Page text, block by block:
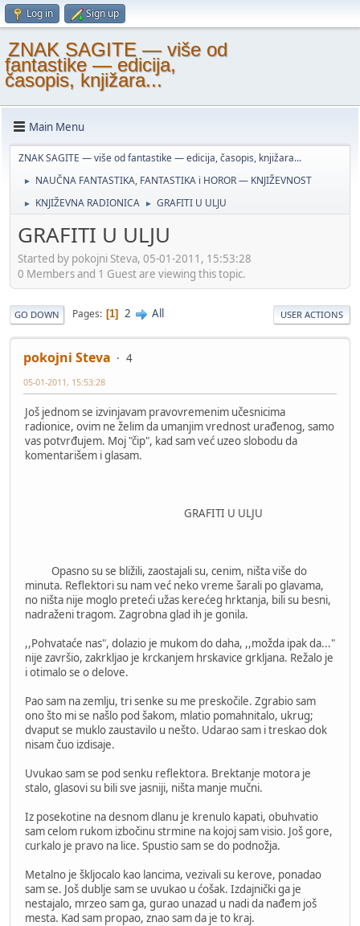
Log in Sign up
ZNAK SAGITE — više od
fantastike — edicija,
časopis, knjižara...
Main Menu
ZNAK SAGITE — više od fantastike — edicija, časopis, knjižara...
► NAUČNA FANTASTIKA, FANTASTIKA i HOROR — KNJIŽEVNOST
► KNJIŽEVNA RADIONICA ► GRAFITI U ULJU
GRAFITI U ULJU
Started by pokojni Steva, 05-01-2011, 15:53:28
0 Members and 1 Guest are viewing this topic.
GO DOWN Pages 1 2 All USER ACTIONS
pokojni Steva 4
05-01-2011, 15:53:28
Još jednom se izvinjavam pravovremenim učesnicima
radionice, ovim ne želim da umanjim vrednost urađenog, samo
vas potvrđujem. Moj "čip", kad sam već uzeo slobodu da
komentarišem i glasam.
GRAFITI U ULJU
Opasno su se bližili, zaostajali su, cenim, ništa više do
minuta. Reflektori su nam već neko vreme šarali po glavama,
no ništa nije moglo preteći užas kerećeg hrktanja, bili su besni,
nadraženi tragom. Zagrobna glad ih je gonila.
,,Pohvataće nas", dolazio je mukom do daha, ,,možda ipak da..."
nije završio, zakrkljao je krckanjem hrskavice grkljana. Režalo je
i otimalo se o delove.
Pao sam na zemlju, tri senke su me preskočile. Zgrabio sam
ono što mi se našlo pod šakom, mlatio pomahnitalo, ukrug;
dvaput se muklo zaustavilo u nešto. Udarao sam i treskao dok
nisam čuo izdisaje.
Uvukao sam se pod senku reflektora. Brektanje motora je
stalo, glasovi su bili sve jasniji, ništa manje mučni.
Iz posekotine na desnom dlanu je krenulo kapati, obuhvatio
sam celom rukom izbočinu strmine na kojoj sam visio. Još gore,
curkalo je pravo na lice. Spustio sam se do podnožja.
Metalno je škljocalo kao lancima, vezivali su kerove, ponadao
sam se. Još dublje sam se uvukao u ćošak. Izdajnički ga je
nestajalo, mrzeo sam ga, gurao unazad u nadi da nađem još
mesta. Kad sam propao, znao sam da je to kraj.